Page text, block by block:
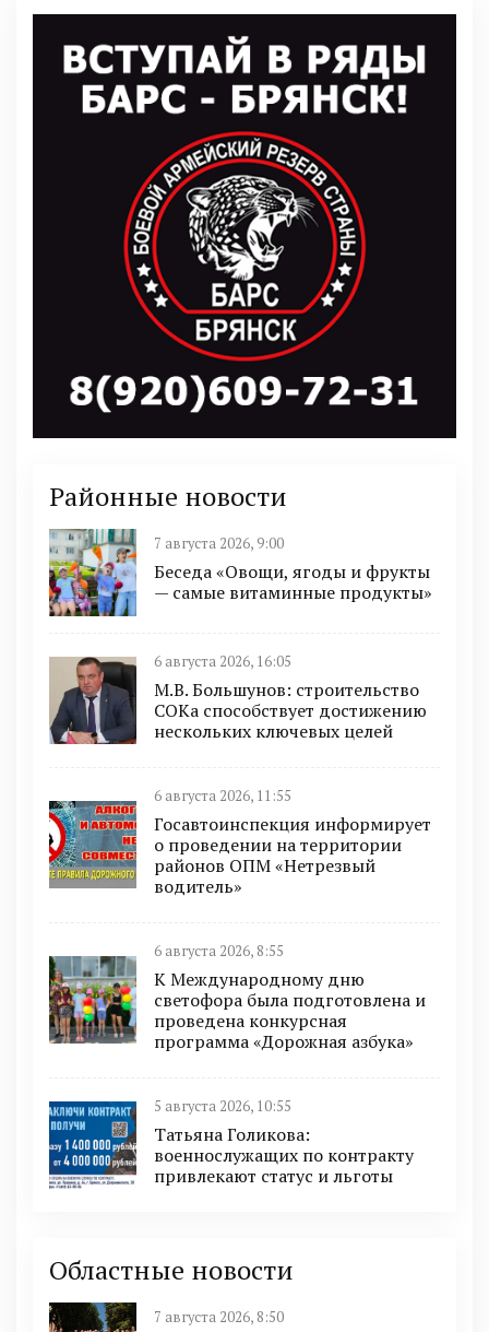
Районные новости
7 августа 2026, 9:00
Беседа «Овощи, ягоды и фрукты
— самые витаминные продукты»
6 августа 2026, 16:05
М.В. Большунов: строительство
СОКа способствует достижению
нескольких ключевых целей
6 августа 2026, 11:55
Госавтоинспекция информирует
о проведении на территории
районов ОПМ «Нетрезвый
водитель»
6 августа 2026, 8:55
К Международному дню
светофора была подготовлена и
проведена конкурсная
программа «Дорожная азбука»
5 августа 2026, 10:55
Татьяна Голикова:
военнослужащих по контракту
привлекают статус и льготы
Областные новости
7 августа 2026, 8:50